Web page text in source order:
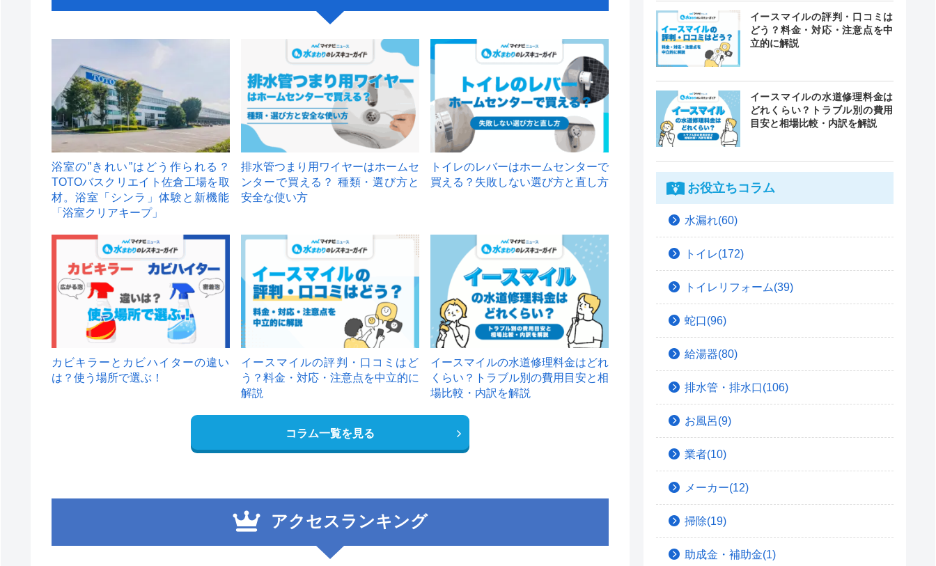
浴室の”きれい”はどう作られる？
TOTOバスクリエイト佐倉工場を取
材。浴室「シンラ」体験と新機能
「浴室クリアキープ」
排水管つまり用ワイヤーはホームセ
ンターで買える？ 種類・選び方と
安全な使い方
トイレのレバーはホームセンターで
買える？失敗しない選び方と直し方
カビキラーとカビハイターの違い
は？使う場所で選ぶ！
イースマイルの評判・口コミはど
う？料金・対応・注意点を中立的に
解説
イースマイルの水道修理料金はどれ
くらい？トラブル別の費用目安と相
場比較・内訳を解説
コラム一覧を見る
アクセスランキング
イースマイルの評判・口コミは
どう？料金・対応・注意点を中
立的に解説
イースマイルの水道修理料金は
どれくらい？トラブル別の費用
目安と相場比較・内訳を解説
お役立ちコラム
水漏れ(60)
トイレ(172)
トイレリフォーム(39)
蛇口(96)
給湯器(80)
排水管・排水口(106)
お風呂(9)
業者(10)
メーカー(12)
掃除(19)
助成金・補助金(1)